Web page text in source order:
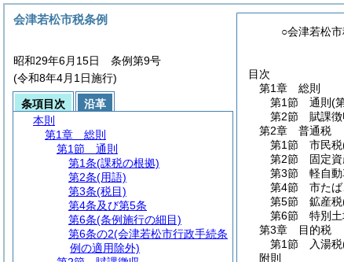
○会津若松市
目次
第1章
総則
第1節
通則 (
第2節
賦課徴
第2章
普通税
第1節
市民税
第2節
固定
第3節
軽自
第4節
市た
第5節
鉱産税
第6節
特別
第3章
目的税
第1節
入湯税
附則
会津若松市税条例
昭和29年6月15日 条例第9号
(令和8年4月1日施行)
条項目次
沿革
本則
第1章
総則
第1節
通則
第1条(課税の根拠)
第2条(用語)
第3条(税目)
第4条及び第5条
第6条(条例施行の細目)
第6条の2(会津若松市行政手続条
例の適用除外)